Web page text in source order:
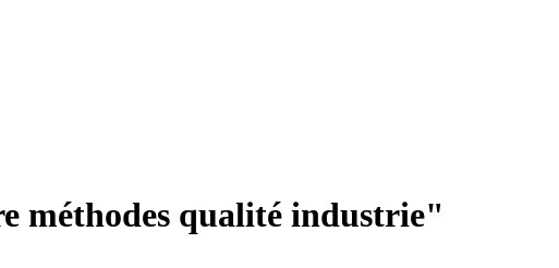
méthodes qualité industrie"